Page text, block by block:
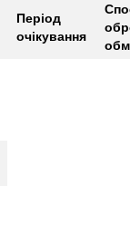
Період
очікування